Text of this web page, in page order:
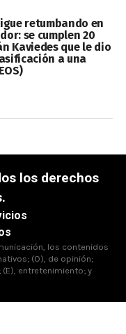
retumbando en
se cumplen 20
Kaviedes que le dio
a una
los derechos
los contenidos
(O), de opinión;
entretenimiento; y